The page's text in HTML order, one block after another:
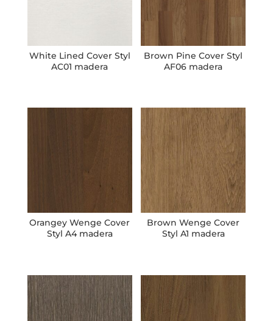
White Lined Cover Styl
AC01 madera
Brown Pine Cover Styl
AF06 madera
Orangey Wenge Cover
Styl A4 madera
Brown Wenge Cover
Styl A1 madera